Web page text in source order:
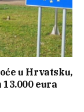
u Hrvatsku,
eura